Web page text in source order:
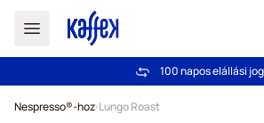
Ingyenes szállítás 20 000
100 napos elállási jog
Nespresso®-hoz Lungo Roast